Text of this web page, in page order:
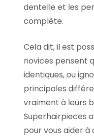
dentelle et les
complète.
Cela dit, il est
novices pensent
identiques, ou
principales
vraiment à leurs
Superhairpieces
pour vous aider